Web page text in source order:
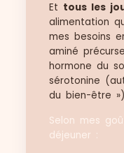
Et tous les
alimentation
mes besoins
aminé
hormone du
sérotonine
du bien-être
Selon mes
déjeuner :